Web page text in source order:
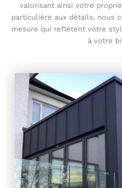
valorisant ainsi votre
particulière aux détails, nous
mesure qui reflètent votre
à votre